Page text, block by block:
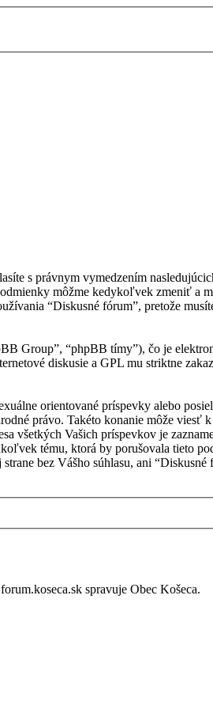
s právnym vymedzením
môžme kedykoľvek zmeniť a
“Diskusné fórum”, pretože
Group”, “phpBB tímy”), čo je
diskusie a GPL mu striktne
orientované príspevky alebo
právo. Takéto konanie môže viesť
všetkých Vašich príspevkov je
tému, ktorá by porušovala tieto
bez Vášho súhlasu, ani
spravuje Obec Košeca.